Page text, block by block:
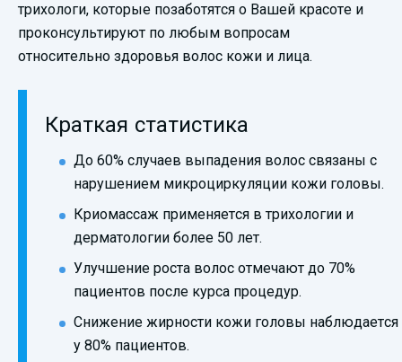
трихологи, которые позаботятся о Вашей красоте и
проконсультируют по любым вопросам
относительно здоровья волос кожи и лица.
Краткая статистика
До 60% случаев выпадения волос связаны с
нарушением микроциркуляции кожи головы.
Криомассаж применяется в трихологии и
дерматологии более 50 лет.
Улучшение роста волос отмечают до 70%
пациентов после курса процедур.
Снижение жирности кожи головы наблюдается
у 80% пациентов.